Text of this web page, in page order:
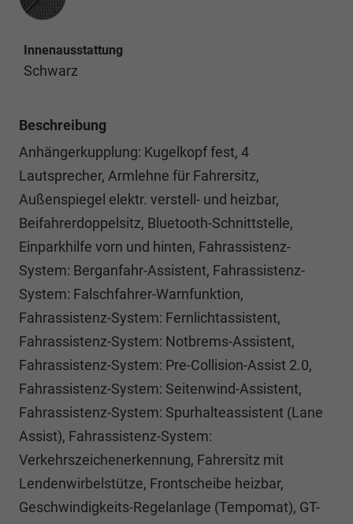
Innenausstattung
Schwarz
Beschreibung
Anhängerkupplung: Kugelkopf fest, 4
Lautsprecher, Armlehne für Fahrersitz,
Außenspiegel elektr. verstell- und heizbar,
Beifahrerdoppelsitz, Bluetooth-Schnittstelle,
Einparkhilfe vorn und hinten, Fahrassistenz-
System: Berganfahr-Assistent, Fahrassistenz-
System: Falschfahrer-Warnfunktion,
Fahrassistenz-System: Fernlichtassistent,
Fahrassistenz-System: Notbrems-Assistent,
Fahrassistenz-System: Pre-Collision-Assist 2.0,
Fahrassistenz-System: Seitenwind-Assistent,
Fahrassistenz-System: Spurhalteassistent (Lane
Assist), Fahrassistenz-System:
Verkehrszeichenerkennung, Fahrersitz mit
Lendenwirbelstütze, Frontscheibe heizbar,
Geschwindigkeits-Regelanlage (Tempomat), GT-